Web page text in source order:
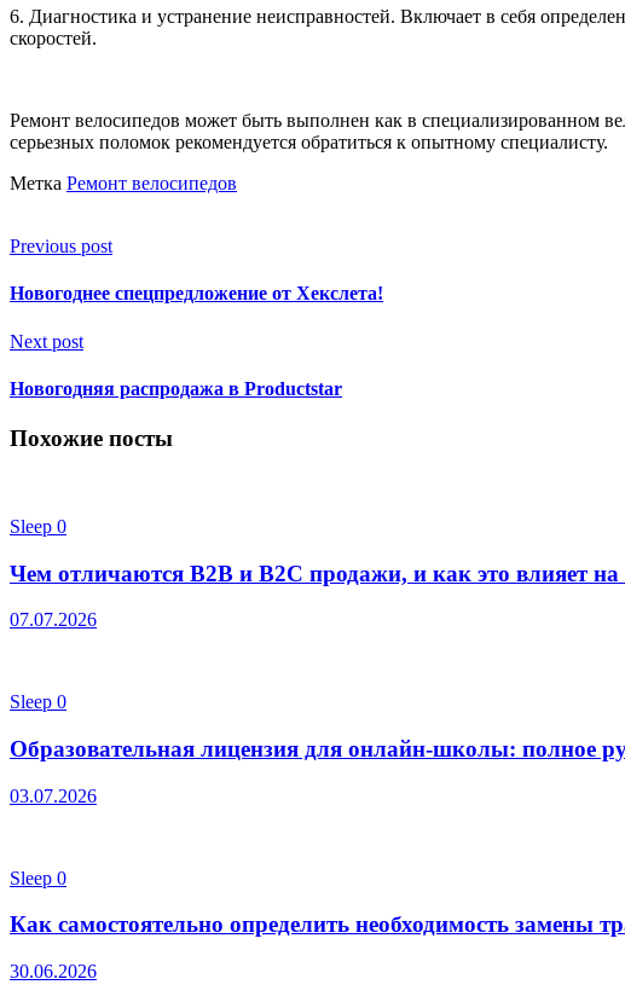
6. Диагностика и устранение неисправностей. Включает в себя
скоростей.
Ремонт велосипедов может быть выполнен как в специализированном
серьезных поломок рекомендуется обратиться к опытному специалисту.
Метка Ремонт велосипедов
Previous post
Новогоднее спецпредложение от Хекслета!
Next post
Новогодняя распродажа в Productstar
Похожие посты
Sleep 0
Чем отличаются B2B и B2C продажи, и как это влияет на
07.07.2026
Sleep 0
Образовательная лицензия для онлайн-школы: полное
03.07.2026
Sleep 0
Как самостоятельно определить необходимость замены
30.06.2026